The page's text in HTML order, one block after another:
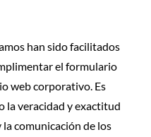
han sido facilitados
el formulario
web corporativo. Es
la veracidad y exactitud
comunicación de los